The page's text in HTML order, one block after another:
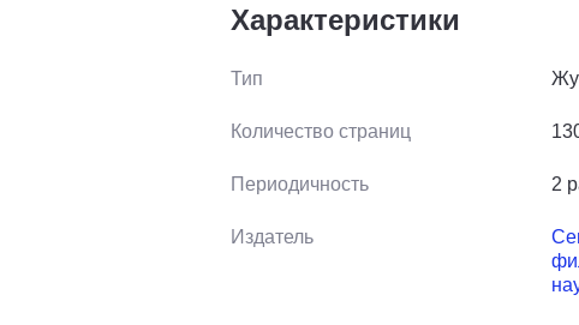
Характеристики
Тип
Количество страниц
Периодичность 2
Издатель